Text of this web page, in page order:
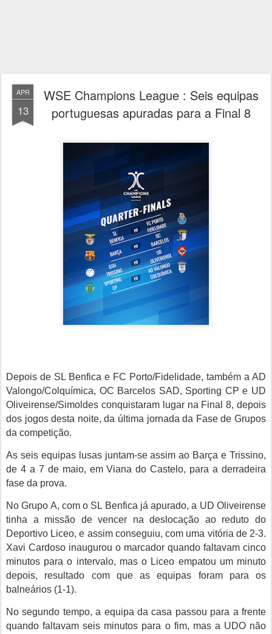
APR
13
WSE Champions League : Seis equipas
portuguesas apuradas para a Final 8
Depois de SL Benfica e FC Porto/Fidelidade, também a AD
Valongo/Colquímica, OC Barcelos SAD, Sporting CP e UD
Oliveirense/Simoldes conquistaram lugar na Final 8, depois
dos jogos desta noite, da última jornada da Fase de Grupos
da competição.
As seis equipas lusas juntam-se assim ao Barça e Trissino,
de 4 a 7 de maio, em Viana do Castelo, para a derradeira
fase da prova.
No Grupo A, com o SL Benfica já apurado, a UD Oliveirense
tinha a missão de vencer na deslocação ao reduto do
Deportivo Liceo, e assim conseguiu, com uma vitória de 2-3.
Xavi Cardoso inaugurou o marcador quando faltavam cinco
minutos para o intervalo, mas o Liceo empatou um minuto
depois, resultado com que as equipas foram para os
balneários (1-1).
No segundo tempo, a equipa da casa passou para a frente
quando faltavam seis minutos para o fim, mas a UDO não